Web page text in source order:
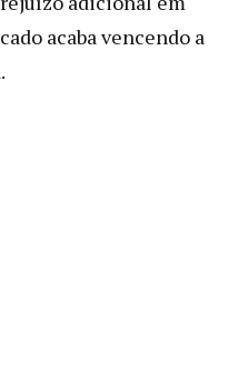
acaba vencendo a